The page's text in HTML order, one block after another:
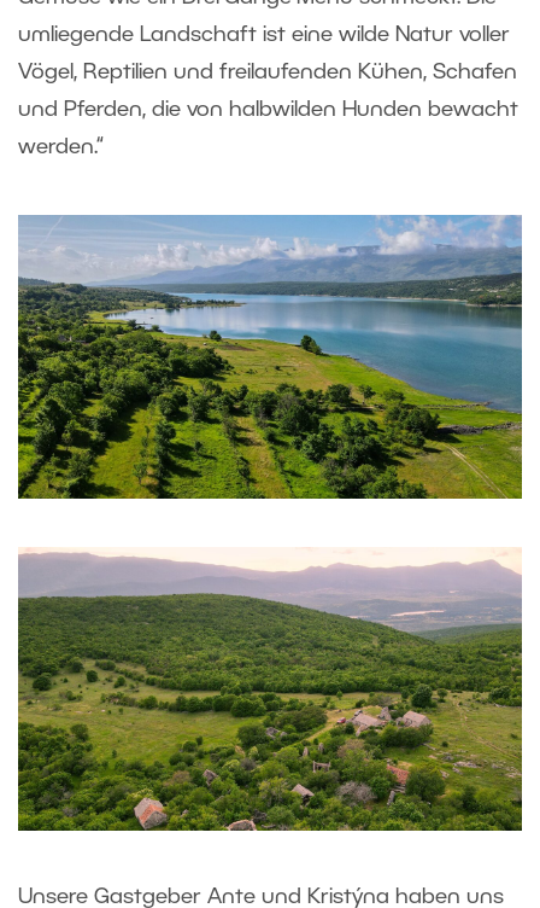
umliegende Landschaft ist eine wilde Natur voller
Vögel, Reptilien und freilaufenden Kühen, Schafen
und Pferden, die von halbwilden Hunden bewacht
werden.“
Unsere Gastgeber Ante und Kristýna haben uns